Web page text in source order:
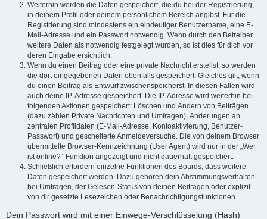
Weiterhin werden die Daten gespeichert, die du bei der Registrierung,
in deinem Profil oder deinem persönlichem Bereich angibst. Für die
Registrierung sind mindestens ein eindeutiger Benutzername, eine E-
Mail-Adresse und ein Passwort notwendig. Wenn durch den Betreiber
weitere Daten als notwendig festgelegt wurden, so ist dies für dich vor
deren Eingabe ersichtlich.
Wenn du einen Beitrag oder eine private Nachricht erstellst, so werden
die dort eingegebenen Daten ebenfalls gespeichert. Gleiches gilt, wenn
du einen Beitrag als Entwurf zwischenspeicherst. In diesen Fällen wird
auch deine IP-Adresse gespeichert. Die IP-Adresse wird weiterhin bei
folgenden Aktionen gespeichert: Löschen und Ändern von Beiträgen
(dazu zählen Private Nachrichten und Umfragen), Änderungen an
zentralen Profildaten (E-Mail-Adresse, Kontoaktivierung, Benutzer-
Passwort) und gescheiterte Anmeldeversuche. Die von deinem Browser
übermittelte Browser-Kennzeichnung (User Agent) wird nur in der „Wer
ist online?“-Funktion angezeigt und nicht dauerhaft gespeichert.
Schließlich erfordern einzelne Funktionen des Boards, dass weitere
Daten gespeichert werden. Dazu gehören dein Abstimmungsverhalten
bei Umfragen, der Gelesen-Status von deinen Beiträgen oder explizit
von dir gesetzte Lesezeichen oder Benachrichtigungsfunktionen.
Dein Passwort wird mit einer Einwege-Verschlüsselung (Hash)